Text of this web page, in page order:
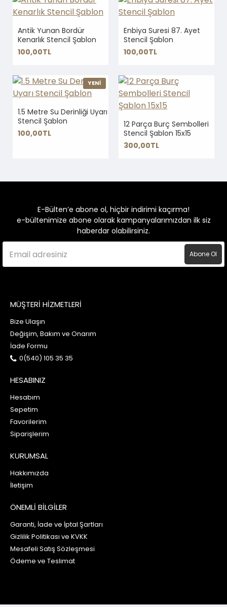
Antik Yunan Bordür
Kenarlık Stencil Şablon
100,00TL
Enbiya Suresi 87. Ayet
Stencil Şablon
100,00TL
YENİ
1.5 Metre Su Derinliği Uyarı
Stencil Şablon
100,00TL
12 Parça Burç Sembolleri
Stencil Şablon 15x15
300,00TL
E-Bülten’e abone ol, hiçbir indirimi kaçırma!
e-bültenimize abone olarak kampanyalarımızdan ilk siz
haberdar olabilirsiniz.
Abone Ol
MÜŞTERİ HİZMETLERİ
Bize Ulaşın
Değişim, Bakım ve Onarım
İade Formu
0(540) 105 35 35
HESABINIZ
Hesabım
Sepetim
Favorilerim
Siparişlerim
KURUMSAL
Hakkımızda
İletişim
ÖNEMLİ BİLGİLER
Garanti, İade ve İptal Şartları
Gizlilik Politikası ve KVKK
Mesafeli Satış Sözleşmesi
Ödeme ve Teslimat